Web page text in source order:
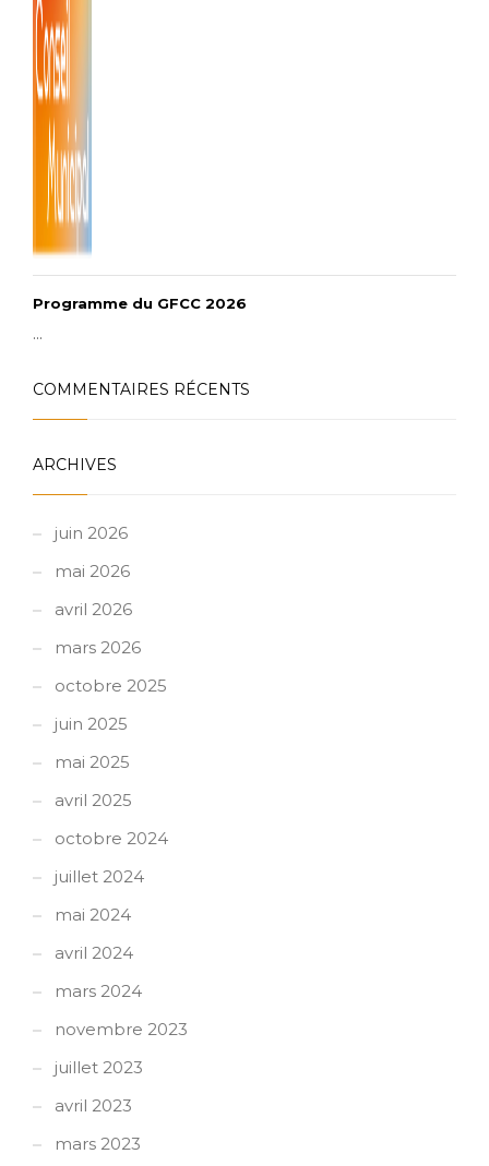
Programme du GFCC 2026
...
COMMENTAIRES RÉCENTS
ARCHIVES
juin 2026
mai 2026
avril 2026
mars 2026
octobre 2025
juin 2025
mai 2025
avril 2025
octobre 2024
juillet 2024
mai 2024
avril 2024
mars 2024
novembre 2023
juillet 2023
avril 2023
mars 2023